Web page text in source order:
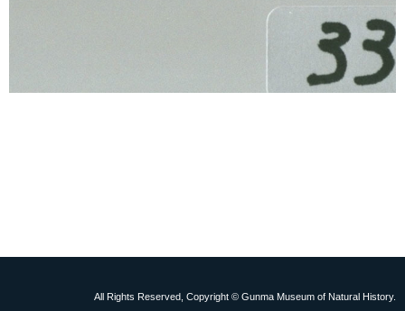
All Rights Reserved, Copyright © Gunma Museum of Natural History.